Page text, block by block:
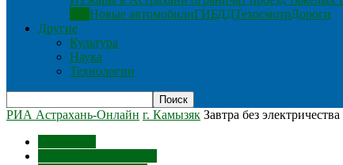
Новые автомобилиГИБДДТехосмотрДороги
Другие
Культура
Наука
Технологии
РИА Астрахань-Онлайн г. Камызяк Завтра без